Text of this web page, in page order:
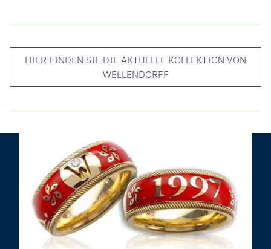
HIER FINDEN SIE DIE AKTUELLE KOLLEKTION VON
WELLENDORFF